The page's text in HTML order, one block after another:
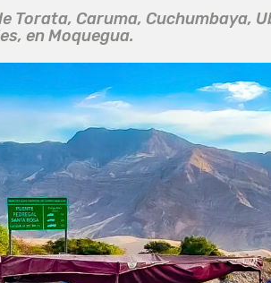
Caruma, Cuchumbaya,
en Moquegua.